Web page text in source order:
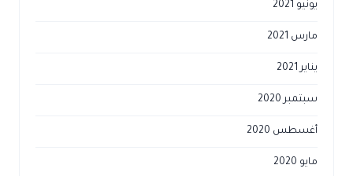
يونيو 2021
مارس 2021
يناير 2021
سبتمبر 2020
أغسطس 2020
مايو 2020